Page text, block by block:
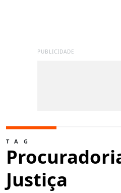
PUBLICIDADE
TAG
Justiça